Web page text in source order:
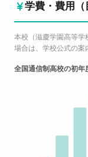
学費・費用（
本校（滋慶学園高等学
場合は、学校公式の案
全国通信制高校の初年